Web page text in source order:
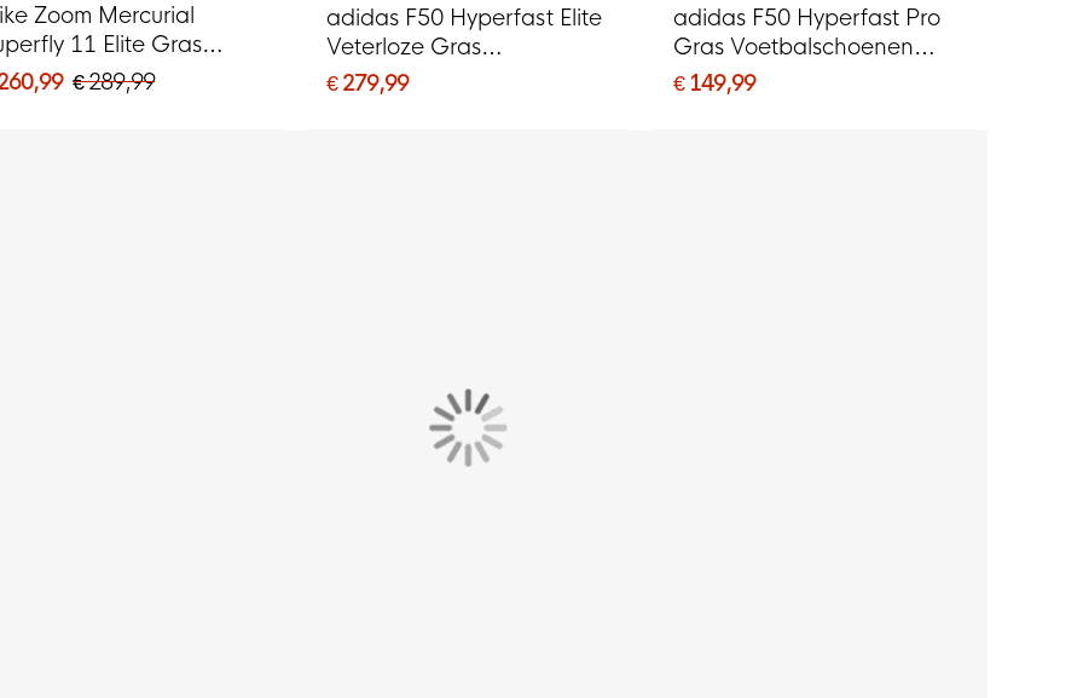
Zoom Mercurial
11 Elite Gras
(FG)
Felgroen Zilvergrijs
€ 289,99
adidas F50 Hyperfast Elite
Veterloze Gras
Voetbalschoenen (FG)
€ 279,99
adidas F50 Hyperfast Pro
Gras Voetbalschoenen
(FG) Zwart Zwart Blauw
€ 149,99